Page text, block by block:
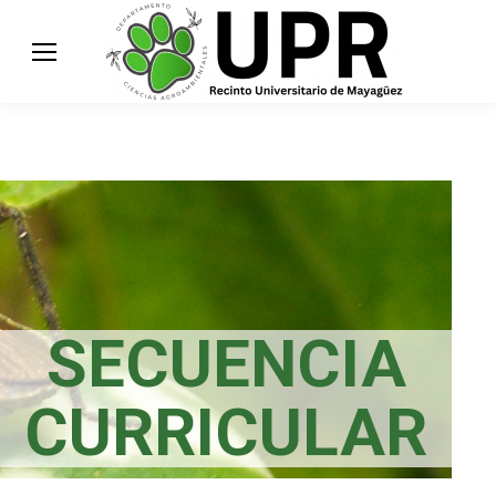
SECUENCIA
CURRICULAR